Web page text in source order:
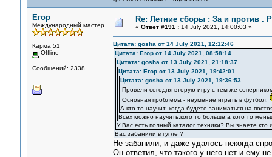
Егор
Международный мастер
Карма 51
Offline
Сообщений: 2338
Re: Летние сборы : За и против .
« Ответ #191 :14 July 2021, 14:00:03 »
Цитата: gosha от 14 July 2021, 12:12:46
Цитата: Егор от 14 July 2021, 08:58:14
Цитата: gosha от 13 July 2021, 21:18:37
Цитата: Егор от 13 July 2021, 19:42:01
Цитата: gosha от 13 July 2021, 19:36:53
Провели сегодня вторую игру с тем же
Основная проблема - неумение играть в футбол.
А кто-то научит, когда будете заниматься на
Всех можно научить.кого то больше,а кого то
У Вас есть полный каталог техники? Вы знаете кто
Вас забанили в гугле ?
Не забанили, и даже удалось некогда
Он ответил, что такого у него нет и ему